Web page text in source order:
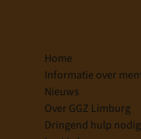
Home
Informatie over
Nieuws
Over GGZ Limburg
Dringend hulp nodig